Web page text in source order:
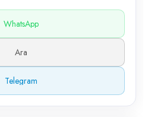
WhatsApp
Ara
Telegram